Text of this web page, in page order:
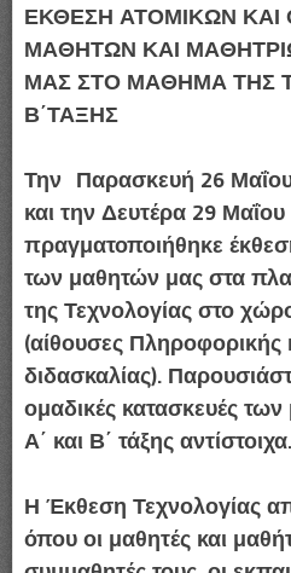
ΕΚΘΕΣΗ ΑΤΟΜΙΚΩΝ
ΜΑΘΗΤΩΝ ΚΑΙ
ΜΑΣ ΣΤΟ ΜΑΘΗΜΑ ΤΗΣ
Β΄ΤΑΞΗΣ
Την Παρασκευή 26
και την Δευτέρα 29
πραγματοποιήθηκε
των μαθητών μας στα
της Τεχνολογίας στο
(αίθουσες Πληροφορικής
διδασκαλίας).
ομαδικές κατασκευές
Α΄ και Β΄ τάξης αντίστοιχα.
Η Έκθεση Τεχνολογίας
όπου οι μαθητές και